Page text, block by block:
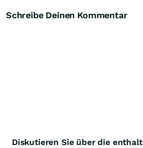
Schreibe Deinen Kommentar
Diskutieren Sie über die